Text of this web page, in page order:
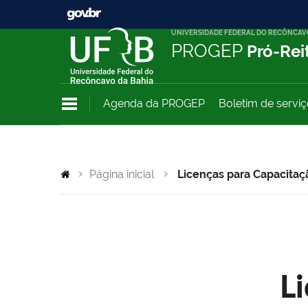
UNIVERSIDADE FEDERAL DO
PROGEP Pró-
Agenda da PROGEP Boletim de
Página inicial Licenças para